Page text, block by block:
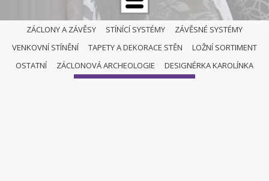
ZÁCLONY A ZÁVĚSY STÍNÍCÍ SYSTÉMY
ZÁVĚSNÉ SYSTÉMY
VENKOVNÍ STÍNĚNÍ
TAPETY A DEKORACE STĚN
LOŽNÍ SORTIMENT
OSTATNÍ
ZÁCLONOVÁ ARCHEOLOGIE DESIGNÉRKA KAROLÍNKA
OSTATNÍ